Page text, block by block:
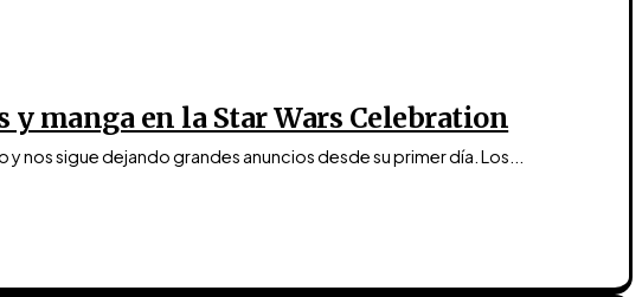
manga en la Star Wars Celebration
nos sigue dejando grandes anuncios desde su primer día. Los...